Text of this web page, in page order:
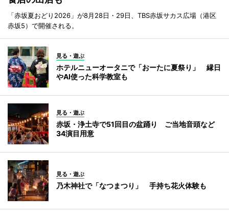
「赤坂夏おどり2026」が8月28日・29日、TBS赤坂サカス広場（港区
赤坂5）で開催される。
見る・遊ぶ
ホテルニューオータニで「おーたに夏祭り」 縁日
やAI使った科学教室も
見る・遊ぶ
赤坂・浄土寺で51回目の盆踊り ご当地音頭など
34演目用意
見る・遊ぶ
乃木神社で「なつまつり」 手持ち花火体験も